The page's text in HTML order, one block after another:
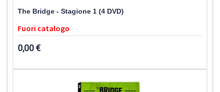
The Bridge - Stagione 1 (4 DVD)
Fuori catalogo
0,00 €